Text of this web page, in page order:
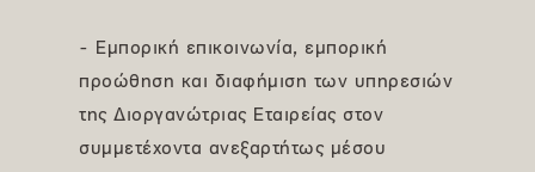
- Εμπορική επικοινωνία, εμπορική
προώθηση και διαφήμιση των υπηρεσιών
της Διοργανώτριας Εταιρείας στον
συμμετέχοντα ανεξαρτήτως μέσου